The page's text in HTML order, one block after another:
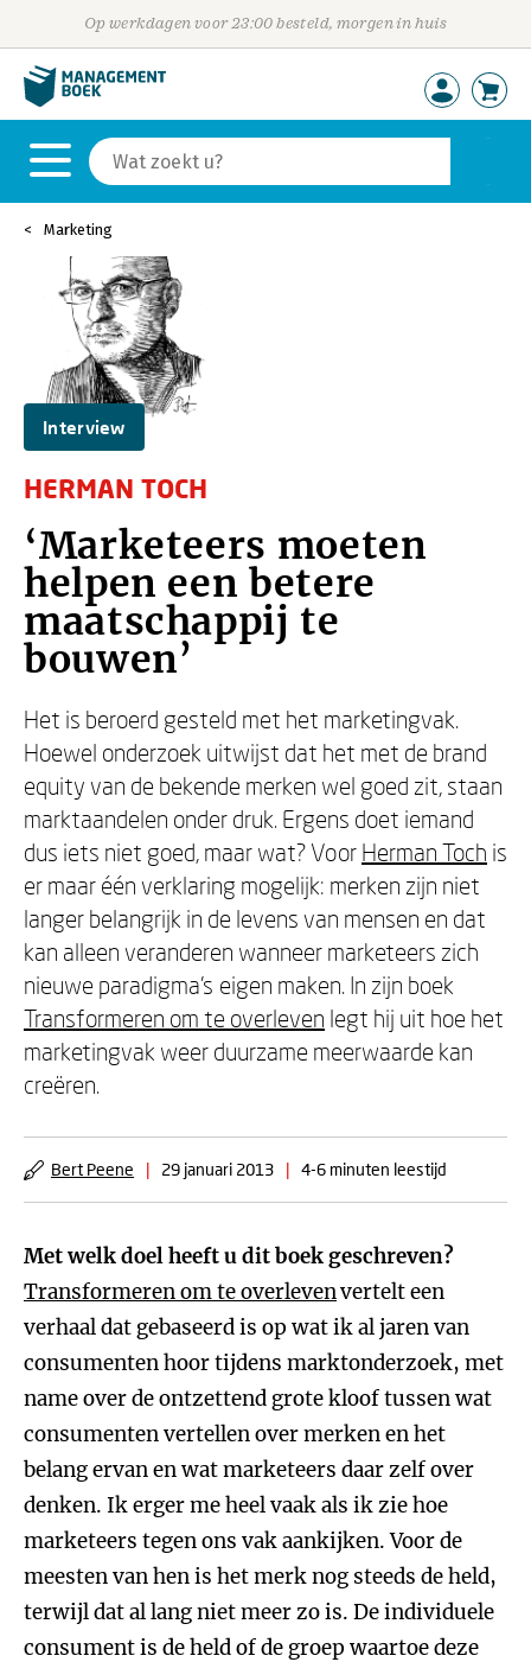
Op werkdagen voor 23:00 besteld, morgen in huis
Marketing
Interview
HERMAN TOCH
‘Marketeers moeten
helpen een betere
maatschappij te
bouwen’
Het is beroerd gesteld met het marketingvak.
Hoewel onderzoek uitwijst dat het met de brand
equity van de bekende merken wel goed zit, staan
marktaandelen onder druk. Ergens doet iemand
dus iets niet goed, maar wat? Voor Herman Toch is
er maar één verklaring mogelijk: merken zijn niet
langer belangrijk in de levens van mensen en dat
kan alleen veranderen wanneer marketeers zich
nieuwe paradigma’s eigen maken. In zijn boek
Transformeren om te overleven legt hij uit hoe het
marketingvak weer duurzame meerwaarde kan
creëren.
Bert Peene | 29 januari 2013 | 4-6 minuten leestijd
Met welk doel heeft u dit boek geschreven?
Transformeren om te overlevenvertelt een
verhaal dat gebaseerd is op wat ik al jaren van
consumenten hoor tijdens marktonderzoek, met
name over de ontzettend grote kloof tussen wat
consumenten vertellen over merken en het
belang ervan en wat marketeers daar zelf over
denken. Ik erger me heel vaak als ik zie hoe
marketeers tegen ons vak aankijken. Voor de
meesten van hen is het merk nog steeds de held,
terwijl dat al lang niet meer zo is. De individuele
consument is de held of de groep waartoe deze